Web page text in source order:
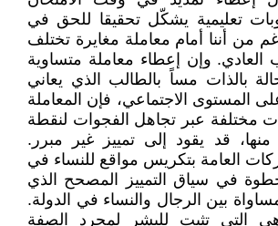
تعليمية يشكّل تحقيقا للحق في
من أننا أمام معاملة مغايرة تختلف
العادي. وإن إعطاء معاملة متساوية
بالذات مساً بالطالب الذي يعاني
المستوى الاجتماعي، فإن المعاملة
مختلفة عبر تجاهل الفجوات لنقطة
قد يقود إلى تمييز غير مبرر.
العامة بتكريس مواقع للنساء في
في سياق التمييز المصحح الذي
بين الرجال والنساء في الدولة.
التي تثبت للبشر لمجرد الصفة